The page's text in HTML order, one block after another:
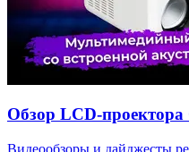
Обзор LCD-проектора
Видеообзоры и дайджесты